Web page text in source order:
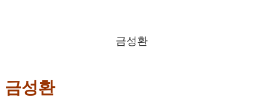
금성환
금성환